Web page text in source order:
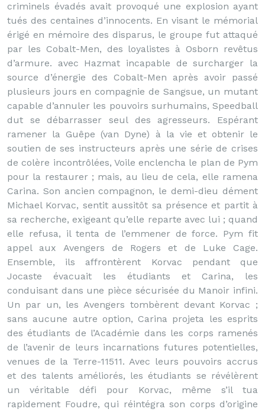
criminels évadés avait provoqué une explosion ayant
tués des centaines d’innocents. En visant le mémorial
érigé en mémoire des disparus, le groupe fut attaqué
par les Cobalt-Men, des loyalistes à Osborn revêtus
d’armure. avec Hazmat incapable de surcharger la
source d’énergie des Cobalt-Men après avoir passé
plusieurs jours en compagnie de Sangsue, un mutant
capable d’annuler les pouvoirs surhumains, Speedball
dut se débarrasser seul des agresseurs. Espérant
ramener la Guêpe (van Dyne) à la vie et obtenir le
soutien de ses instructeurs après une série de crises
de colère incontrôlées, Voile enclencha le plan de Pym
pour la restaurer ; mais, au lieu de cela, elle ramena
Carina. Son ancien compagnon, le demi-dieu dément
Michael Korvac, sentit aussitôt sa présence et partit à
sa recherche, exigeant qu’elle reparte avec lui ; quand
elle refusa, il tenta de l’emmener de force. Pym fit
appel aux Avengers de Rogers et de Luke Cage.
Ensemble, ils affrontèrent Korvac pendant que
Jocaste évacuait les étudiants et Carina, les
conduisant dans une pièce sécurisée du Manoir infini.
Un par un, les Avengers tombèrent devant Korvac ;
sans aucune autre option, Carina projeta les esprits
des étudiants de l’Académie dans les corps ramenés
de l’avenir de leurs incarnations futures potentielles,
venues de la Terre-11511. Avec leurs pouvoirs accrus
et des talents améliorés, les étudiants se révélèrent
un véritable défi pour Korvac, même s’il tua
rapidement Foudre, qui réintégra son corps d’origine